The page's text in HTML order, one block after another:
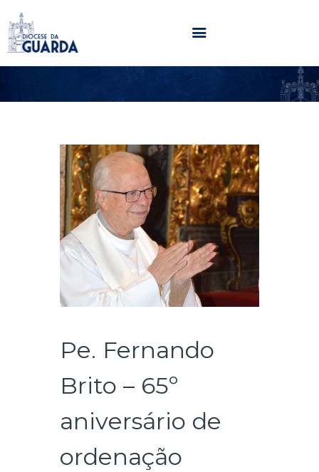
HOME
PARÓQUIAS
NOTÍCIAS
AGENDA
MULTIMÉDIA
SENTIR COM A IGREJA
CONTACTOS
Pe. Fernando
Brito – 65º
aniversário de
ordenação